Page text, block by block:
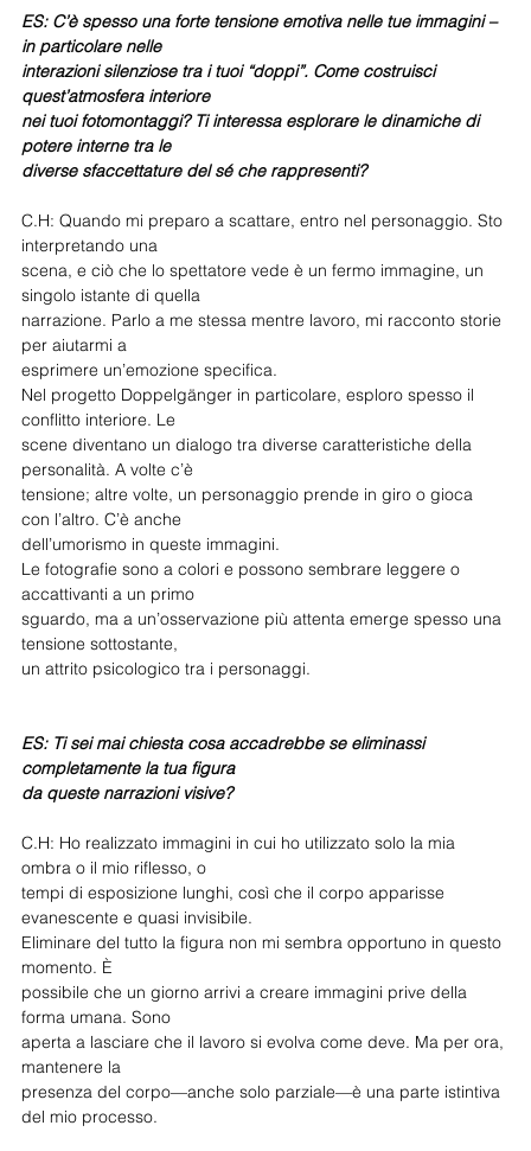
ES: C’è spesso una forte tensione emotiva nelle tue immagini –
in particolare nelle
interazioni silenziose tra i tuoi “doppi”. Come costruisci
quest’atmosfera interiore
nei tuoi fotomontaggi? Ti interessa esplorare le dinamiche di
potere interne tra le
diverse sfaccettature del sé che rappresenti?
C.H: Quando mi preparo a scattare, entro nel personaggio. Sto
interpretando una
scena, e ciò che lo spettatore vede è un fermo immagine, un
singolo istante di quella
narrazione. Parlo a me stessa mentre lavoro, mi racconto storie
per aiutarmi a
esprimere un’emozione specifica.
Nel progetto Doppelgänger in particolare, esploro spesso il
conflitto interiore. Le
scene diventano un dialogo tra diverse caratteristiche della
personalità. A volte c’è
tensione; altre volte, un personaggio prende in giro o gioca
con l’altro. C’è anche
dell’umorismo in queste immagini.
Le fotografie sono a colori e possono sembrare leggere o
accattivanti a un primo
sguardo, ma a un’osservazione più attenta emerge spesso una
tensione sottostante,
un attrito psicologico tra i personaggi.
ES: Ti sei mai chiesta cosa accadrebbe se eliminassi
completamente la tua figura
da queste narrazioni visive?
C.H: Ho realizzato immagini in cui ho utilizzato solo la mia
ombra o il mio riflesso, o
tempi di esposizione lunghi, così che il corpo apparisse
evanescente e quasi invisibile.
Eliminare del tutto la figura non mi sembra opportuno in questo
momento. È
possibile che un giorno arrivi a creare immagini prive della
forma umana. Sono
aperta a lasciare che il lavoro si evolva come deve. Ma per ora,
mantenere la
presenza del corpo—anche solo parziale—è una parte istintiva
del mio processo.